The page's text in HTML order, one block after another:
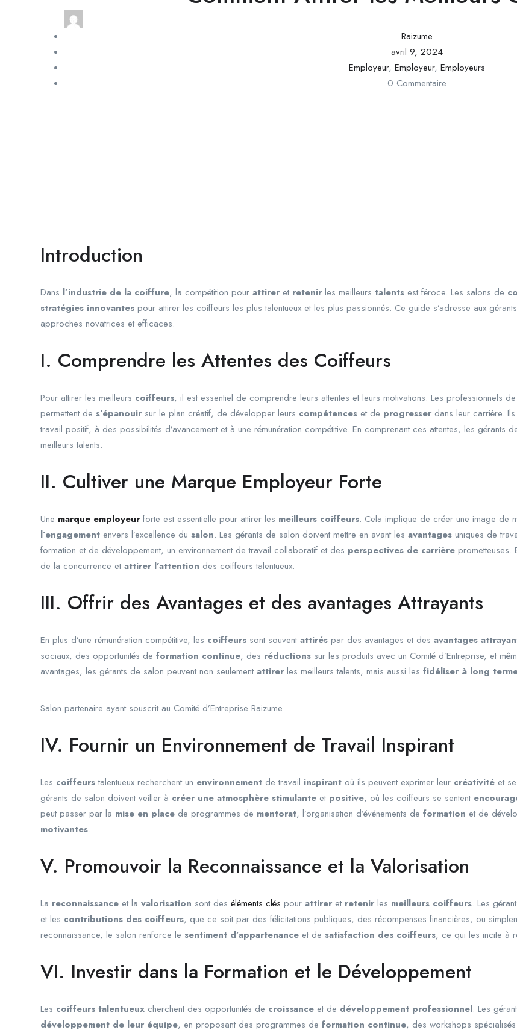
Raizume
avril 9, 2024
Employeur, Employeur, Employeurs
0 Commentaire
Introduction
Dans l’industrie de la coiffure, la compétition pour attirer et retenir les meilleurs talents est féroce. Les salons de
stratégies innovantes pour attirer les coiffeurs les plus talentueux et les plus passionnés. Ce guide s’adresse aux
approches novatrices et efficaces.
I. Comprendre les Attentes des Coiffeurs
Pour attirer les meilleurs coiffeurs, il est essentiel de comprendre leurs attentes et leurs motivations. Les professionnels
permettent de s’épanouir sur le plan créatif, de développer leurs compétences et de progresser dans leur carrière.
travail positif, à des possibilités d’avancement et à une rémunération compétitive. En comprenant ces attentes, les gérants
meilleurs talents.
II. Cultiver une Marque Employeur Forte
Une marque employeurforte est essentielle pour attirer les meilleurs coiffeurs. Cela implique de créer une image de
l’engagement envers l’excellence du salon. Les gérants de salon doivent mettre en avant les avantages uniques de
formation et de développement, un environnement de travail collaboratif et des perspectives de carrière prometteuses.
de la concurrence et attirer l’attention des coiffeurs talentueux.
III. Offrir des Avantages et des avantages Attrayants
En plus d’une rémunération compétitive, les coiffeurs sont souvent attirés par des avantages et des avantages
sociaux, des opportunités de formation continue, des réductions sur les produits avec un Comité d’Entreprise, et
avantages, les gérants de salon peuvent non seulement attirer les meilleurs talents, mais aussi les fidéliser à long
Salon partenaire ayant souscrit au Comité d’Entreprise Raizume
IV. Fournir un Environnement de Travail Inspirant
Les coiffeurstalentueux recherchent un environnement de travail inspirant où ils peuvent exprimer leur créativité et
gérants de salon doivent veiller à créer une atmosphère stimulante et positive, où les coiffeurs se sentent
peut passer par la mise en place de programmes de mentorat, l’organisation d’événements de formation et de
motivantes.
V. Promouvoir la Reconnaissance et la Valorisation
La reconnaissance et la valorisation sont des éléments clés pour attirer et retenir les meilleurs coiffeurs. Les
et les contributions des coiffeurs, que ce soit par des félicitations publiques, des récompenses financières, ou
reconnaissance, le salon renforce le sentiment d’appartenance et de satisfaction des coiffeurs, ce qui les incite à
VI. Investir dans la Formation et le Développement
Les coiffeurs talentueux cherchent des opportunités de croissance et de développement professionnel. Les
développement de leur équipe, en proposant des programmes de formation continue, des workshops